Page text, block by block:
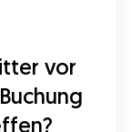
vor